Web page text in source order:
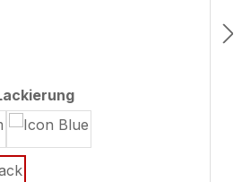
auswählen